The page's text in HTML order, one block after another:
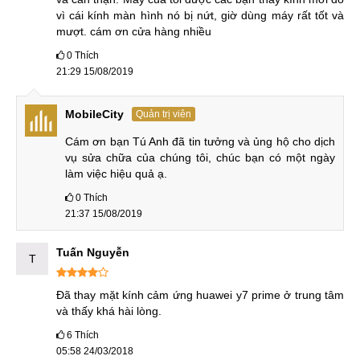
Chế độ bảo hành tiên tiến với nhiều ưu đãi hấp dẫn.
Đội ngũ nhân viên tư vấn luôn sẵn sàng giải đáp mọi
Đánh giá của khách hàng về trung tâm MobileCity
- Tôi được bạn bè giới thiệu đến trung tâm
MobileCity, để thay mặt kính điện thoại Huawei Y7 Pro
2019. Sau khi sửa xong điện thoại, tôi cảm thấy rất hài lòng.
Nhân viên tư vấn tận tình, khá thoải mái. Thời gian thay mặt
nguồn gốc linh kiện tại đây
Anh Hoàng
- Do mình ở Cầu Giấy nên cũng biết đến
MobileCity từ lâu, hôm nay có qua thay mặt kính Huawei Y7
Pro 2018 tại đây. Có thể nói là chất lượng tốt, mức giá rẻ
hơn 1 chút với nơi khác nhưng phục vụ và tư vấn nhiệt tình
vì cái kính màn hình nó bị nứt, giờ dùng máy rất tốt và
mượt. cám ơn cửa hàng nhiều
0 Thích
21:29 15/08/2019
MobileCity Quản trị viên
Cám ơn bạn Tú Anh đã tin tưởng và ủng hộ cho dịch
vụ sửa chữa của chúng tôi, chúc bạn có một ngày
làm việc hiệu quả ạ.
0 Thích
21:37 15/08/2019
T Tuấn Nguyễn
Đã thay mặt kính cảm ứng huawei y7 prime ở trung tâm
và thấy khá hài lòng.
6 Thích
05:58 24/03/2018